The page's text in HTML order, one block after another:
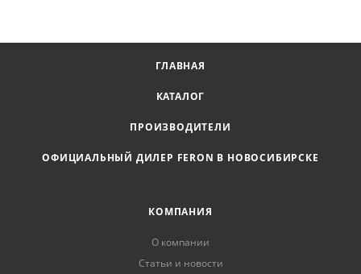
ГЛАВНАЯ
КАТАЛОГ
ПРОИЗВОДИТЕЛИ
ОФИЦИАЛЬНЫЙ ДИЛЕР FERON В НОВОСИБИРСКЕ
КОМПАНИЯ
О компании
Статьи и новости